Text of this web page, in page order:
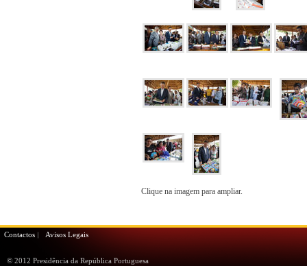
Clique na imagem para ampliar.
Contactos Avisos Legais
© 2012 Presidência da República Portuguesa